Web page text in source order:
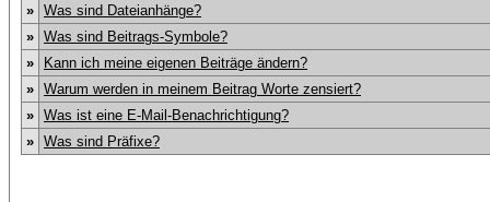
» Was sind Dateianhänge?
» Was sind Beitrags-Symbole?
»
Kann ich meine eigenen Beiträge ändern?
» Warum werden in meinem Beitrag Worte zensiert?
» Was ist eine E-Mail-Benachrichtigung?
» Was sind Präfixe?